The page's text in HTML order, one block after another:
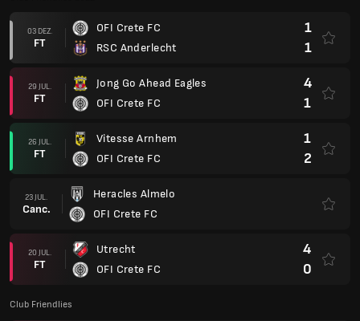
03 DEZ.
FT
OFI Crete FC
RSC Anderlecht
1
1
29 JUL.
FT
Jong Go Ahead Eagles
OFI Crete FC
4
1
26 JUL.
FT
Vitesse Arnhem
OFI Crete FC
1
2
23 JUL.
Canc.
Heracles Almelo
OFI Crete FC
20 JUL.
FT
Utrecht
OFI Crete FC
4
0
Club Friendlies